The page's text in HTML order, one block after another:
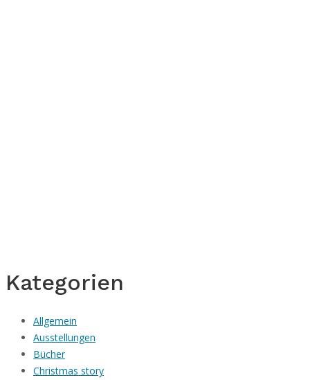
Kategorien
Allgemein
Ausstellungen
Bücher
Christmas story